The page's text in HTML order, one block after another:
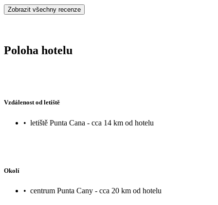
Zobrazit všechny recenze
Poloha hotelu
Vzdálenost od letiště
• letiště Punta Cana - cca 14 km od hotelu
Okolí
• centrum Punta Cany - cca 20 km od hotelu